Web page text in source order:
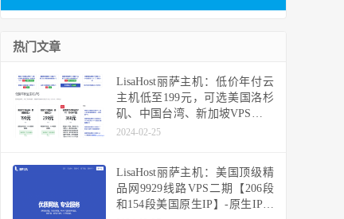
热门文章
LisaHost丽萨主机：低价年付云
主机低至199元，可选美国洛杉
矶、中国台湾、新加坡VPS，支
持48小时内无条件退款
2024-02-25
LisaHost丽萨主机：美国顶级精
品网9929线路VPS二期【206段
和154段美国原生IP】-原生IP季